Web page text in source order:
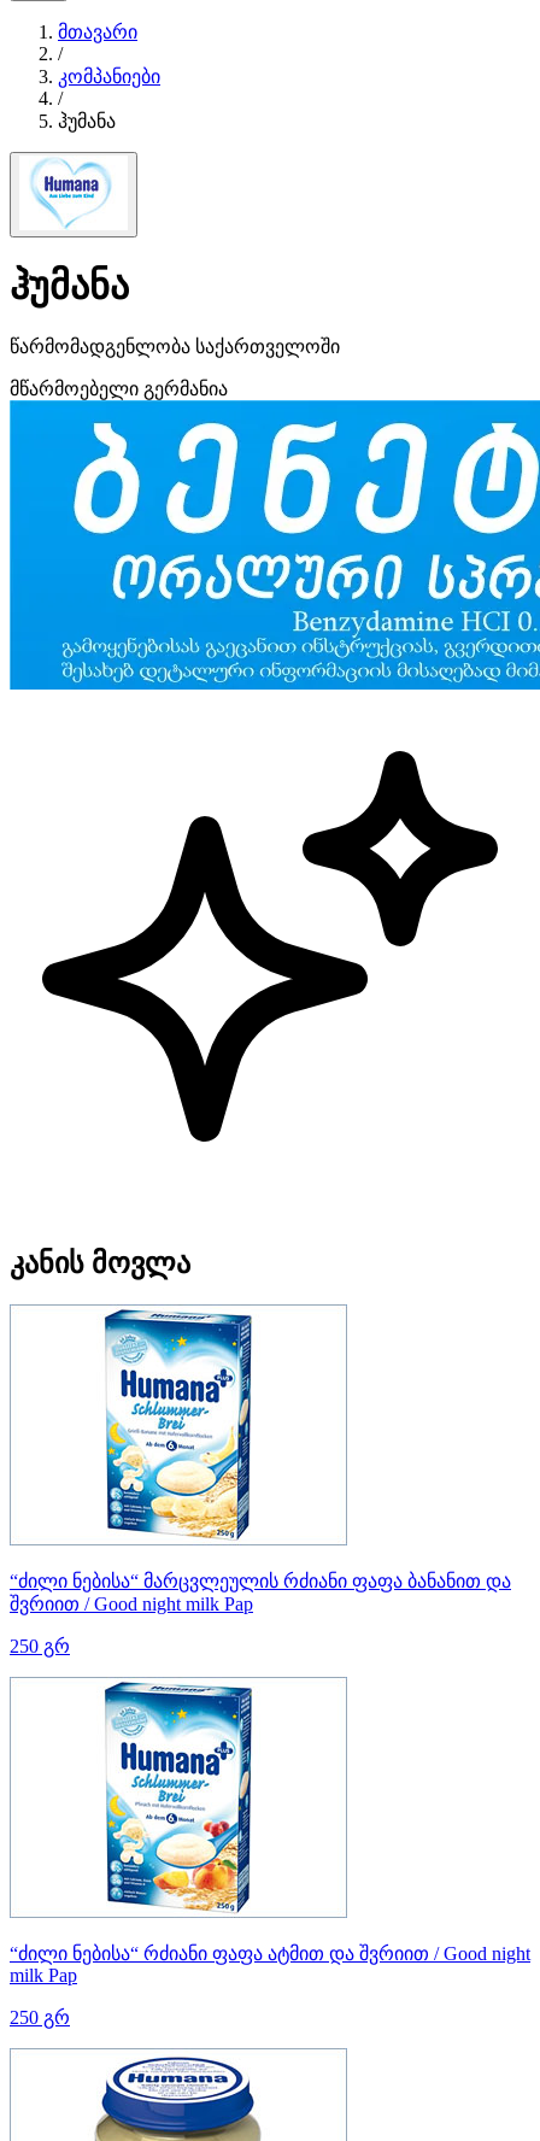
მთავარი
/
კომპანიები
/
ჰუმანა
ჰუმანა
წარმომადგენლობა საქართველოში
მწარმოებელი გერმანია
კანის მოვლა
“ძილი ნებისა“ მარცვლეულის რძიანი ფაფა ბანანით და
შვრიით / Good night milk Pap
250 გრ
“ძილი ნებისა“ რძიანი ფაფა ატმით და შვრიით / Good night
milk Pap
250 გრ